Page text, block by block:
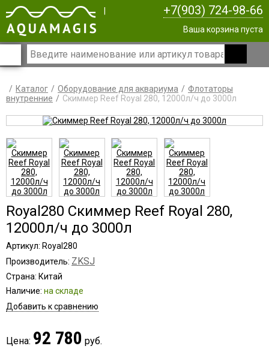
+7(903) 724-98-66
Ваша корзина пуста
Каталог Оборудование для аквариума
Флотаторы
внутренние
Скиммер Reef Royal 280, 12000л/ч до 3000л
Royal280 Скиммер Reef Royal 280,
12000л/ч до 3000л
Артикул: Royal280
Производитель: ZKSJ
Страна: Китай
Наличие: на складе
Добавить к сравнению
Цена: 92 780 руб.